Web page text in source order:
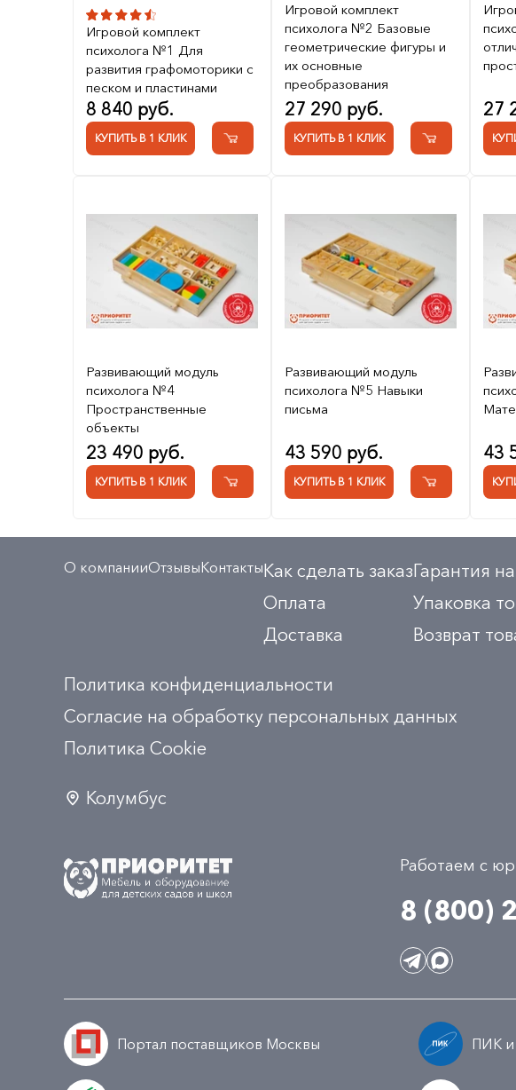
Игровой комплект
психолога №1 Для
развития графомоторики с
песком и пластинами
8 840 руб.
КУПИТЬ В 1 КЛИК
Игровой комплект
психолога №2 Базовые
геометрические фигуры и
их основные
преобразования
27 290 руб.
КУПИТЬ В 1 КЛИК
27
Развивающий модуль
психолога №4
Пространственные
объекты
23 490 руб.
КУПИТЬ В 1 КЛИК
Развивающий модуль
психолога №5 Навыки
письма
43 590 руб.
КУПИТЬ В 1 КЛИК
43
О компанииОтзывыКонтактыКак сделать заказ
Оплата
Доставка
Гарантия
Упаковка
Возврат
Политика конфиденциальности
Согласие на обработку персональных данных
Политика Сookie
Колумбус
Работаем с
8 (800)
Портал поставщиков Москвы ПИК и